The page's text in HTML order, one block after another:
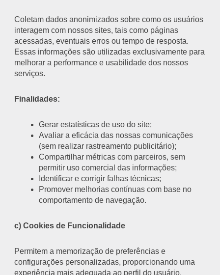
Coletam dados anonimizados sobre como os usuários
interagem com nossos sites, tais como páginas
acessadas, eventuais erros ou tempo de resposta.
Essas informações são utilizadas exclusivamente para
melhorar a performance e usabilidade dos nossos
serviços.
Finalidades:
Gerar estatísticas de uso do site;
Avaliar a eficácia das nossas comunicações
(sem realizar rastreamento publicitário);
Compartilhar métricas com parceiros, sem
permitir uso comercial das informações;
Identificar e corrigir falhas técnicas;
Promover melhorias contínuas com base no
comportamento de navegação.
c) Cookies de Funcionalidade
Permitem a memorização de preferências e
configurações personalizadas, proporcionando uma
experiência mais adequada ao perfil do usuário.